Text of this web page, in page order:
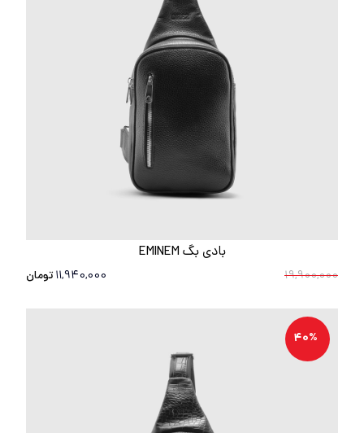
بادی بگ EMINEM
19,900,000
11,940,000تومان
40%